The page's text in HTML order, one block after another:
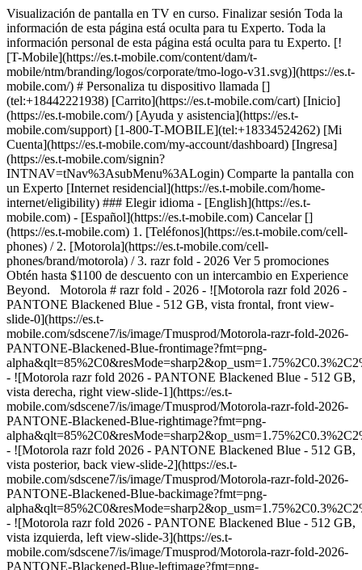
Visualización de pantalla en TV en curso. Finalizar sesión Toda la
información de esta página está oculta para tu Experto. Toda la
información personal de esta página está oculta para tu Experto. [!
[T-Mobile](https://es.t-mobile.com/content/dam/t-
mobile/ntm/branding/logos/corporate/tmo-logo-v31.svg)](https://es.t-
mobile.com/) # ​​​​​​​Personaliza tu dispositivo llamada []
(tel:+18442221938) [Carrito](https://es.t-mobile.com/cart) [Inicio]
(https://es.t-mobile.com/) [Ayuda y asistencia](https://es.t-
mobile.com/support) [1-800-T-MOBILE](tel:+18334524262) [Mi
Cuenta](https://es.t-mobile.com/my-account/dashboard) [Ingresa]
(https://es.t-mobile.com/signin?
INTNAV=tNav%3AsubMenu%3ALogin) Comparte la pantalla con
un Experto [Internet residencial](https://es.t-mobile.com/home-
internet/eligibility) ### Elegir idioma - [English](https://es.t-
mobile.com) - [Español](https://es.t-mobile.com) Cancelar []
(https://es.t-mobile.com) 1. [Teléfonos](https://es.t-mobile.com/cell-
phones) / 2. [Motorola](https://es.t-mobile.com/cell-
phones/brand/motorola) / 3. razr fold - 2026 Ver 5 promociones
Obtén hasta $1100 de descuento con un intercambio en Experience
Beyond. Motorola # razr fold - 2026 - ![Motorola razr fold 2026 -
PANTONE Blackened Blue - 512 GB, vista frontal, front view-
slide-0](https://es.t-
mobile.com/sdscene7/is/image/Tmusprod/Motorola-razr-fold-2026-
PANTONE-Blackened-Blue-frontimage?fmt=png-
- ![Motorola razr fold 2026 - PANTONE Blackened Blue - 512 GB,
vista derecha, right view-slide-1](https://es.t-
mobile.com/sdscene7/is/image/Tmusprod/Motorola-razr-fold-2026-
PANTONE-Blackened-Blue-rightimage?fmt=png-
- ![Motorola razr fold 2026 - PANTONE Blackened Blue - 512 GB,
vista posterior, back view-slide-2](https://es.t-
mobile.com/sdscene7/is/image/Tmusprod/Motorola-razr-fold-2026-
PANTONE-Blackened-Blue-backimage?fmt=png-
- ![Motorola razr fold 2026 - PANTONE Blackened Blue - 512 GB,
vista izquierda, left view-slide-3](https://es.t-
mobile.com/sdscene7/is/image/Tmusprod/Motorola-razr-fold-2026-
PANTONE-Blackened-Blue-leftimage?fmt=png-